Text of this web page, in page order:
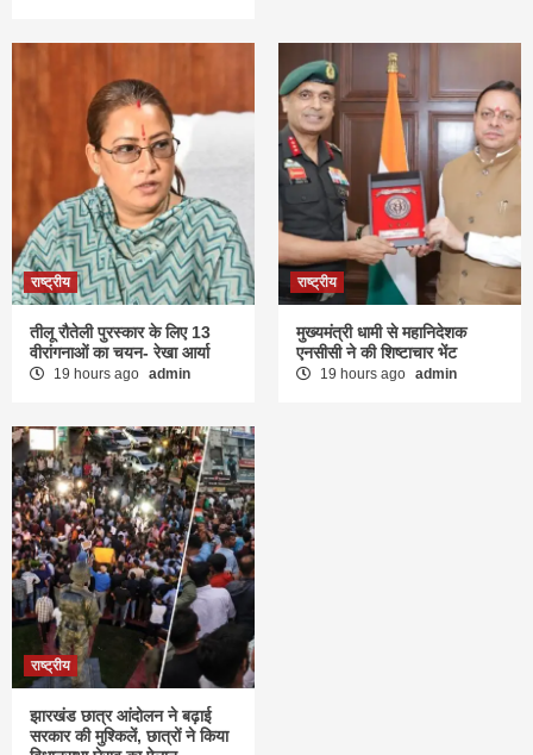
राष्ट्रीय
तीलू रौतेली पुरस्कार के लिए 13
वीरांगनाओं का चयन- रेखा आर्या
19 hours ago admin
राष्ट्रीय
मुख्यमंत्री धामी से महानिदेशक
एनसीसी ने की शिष्टाचार भेंट
19 hours ago admin
राष्ट्रीय
झारखंड छात्र आंदोलन ने बढ़ाई
सरकार की मुश्किलें, छात्रों ने किया